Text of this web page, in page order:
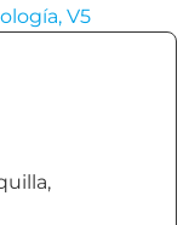
, V5